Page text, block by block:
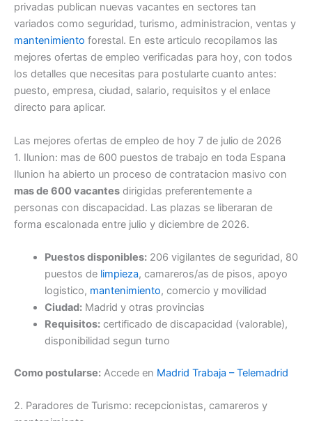
privadas publican nuevas vacantes en sectores tan
variados como seguridad, turismo, administracion, ventas y
mantenimiento forestal. En este articulo recopilamos las
mejores ofertas de empleo verificadas para hoy, con todos
los detalles que necesitas para postularte cuanto antes:
puesto, empresa, ciudad, salario, requisitos y el enlace
directo para aplicar.
Las mejores ofertas de empleo de hoy 7 de julio de 2026
1. Ilunion: mas de 600 puestos de trabajo en toda Espana
Ilunion ha abierto un proceso de contratacion masivo con
mas de 600 vacantes dirigidas preferentemente a
personas con discapacidad. Las plazas se liberaran de
forma escalonada entre julio y diciembre de 2026.
Puestos disponibles:206 vigilantes de seguridad, 80
puestos de limpieza, camareros/as de pisos, apoyo
logistico, mantenimiento, comercio y movilidad
Ciudad:Madrid y otras provincias
Requisitos:certificado de discapacidad (valorable),
disponibilidad segun turno
Como postularse: Accede en Madrid Trabaja – Telemadrid
2. Paradores de Turismo: recepcionistas, camareros y